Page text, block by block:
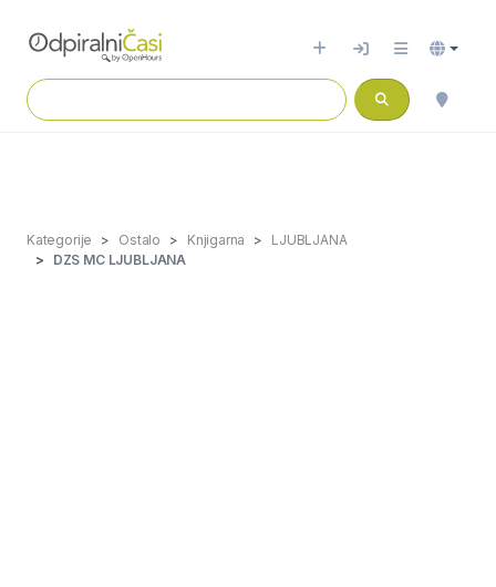
Kategorije Ostalo Knjigarna
LJUBLJANA
DZS MC LJUBLJANA